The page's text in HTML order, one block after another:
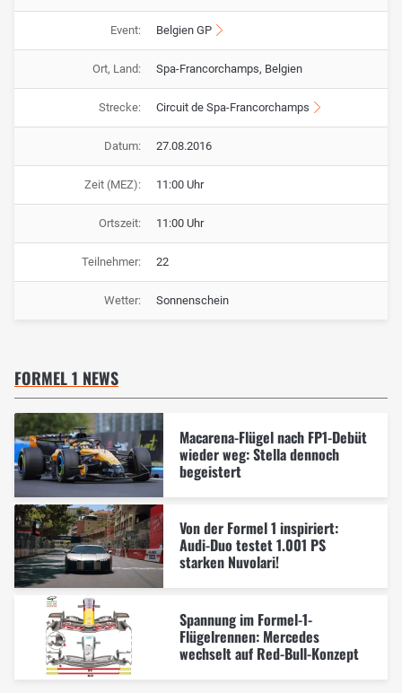
Event: Belgien GP
Ort, Land: Spa-Francorchamps, Belgien
Strecke: Circuit de Spa-Francorchamps
Datum: 27.08.2016
Zeit (MEZ): 11:00 Uhr
Ortszeit: 11:00 Uhr
Teilnehmer: 22
Wetter: Sonnenschein
FORMEL 1 NEWS
Macarena-Flügel nach FP1-Debüt
wieder weg: Stella dennoch
begeistert
Von der Formel 1 inspiriert:
Audi-Duo testet 1.001 PS
starken Nuvolari!
Spannung im Formel-1-
Flügelrennen: Mercedes
wechselt auf Red-Bull-Konzept